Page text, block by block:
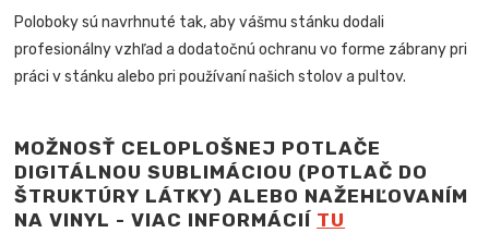
Poloboky sú navrhnuté tak, aby vášmu stánku dodali
profesionálny vzhľad a dodatočnú ochranu vo forme zábrany pri
práci v stánku alebo pri používaní našich stolov a pultov.
MOŽNOSŤ CELOPLOŠNEJ POTLAČE
DIGITÁLNOU SUBLIMÁCIOU (POTLAČ DO
ŠTRUKTÚRY LÁTKY) ALEBO NAŽEHĽOVANÍM
NA VINYL - VIAC INFORMÁCIÍ TU